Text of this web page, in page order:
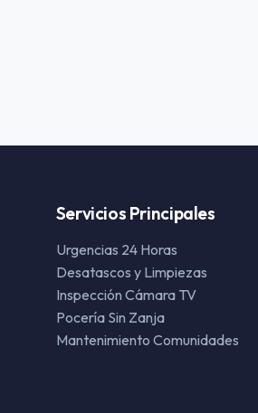
Servicios Principales
Urgencias 24 Horas
Desatascos y Limpiezas
Inspección Cámara TV
Pocería Sin Zanja
Mantenimiento Comunidades